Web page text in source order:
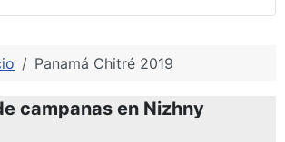
Panamá Chitré 2019
campanas en Nizhny